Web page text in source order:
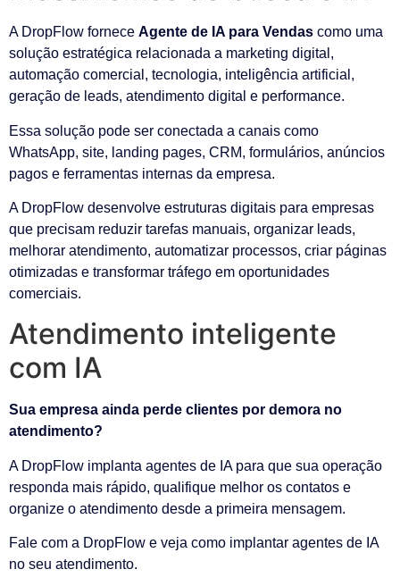
A DropFlow fornece Agente de IA para Vendas como uma
solução estratégica relacionada a marketing digital,
automação comercial, tecnologia, inteligência artificial,
geração de leads, atendimento digital e performance.
Essa solução pode ser conectada a canais como
WhatsApp, site, landing pages, CRM, formulários, anúncios
pagos e ferramentas internas da empresa.
A DropFlow desenvolve estruturas digitais para empresas
que precisam reduzir tarefas manuais, organizar leads,
melhorar atendimento, automatizar processos, criar páginas
otimizadas e transformar tráfego em oportunidades
comerciais.
Atendimento inteligente
com IA
Sua empresa ainda perde clientes por demora no
atendimento?
A DropFlow implanta agentes de IA para que sua operação
responda mais rápido, qualifique melhor os contatos e
organize o atendimento desde a primeira mensagem.
Fale com a DropFlow e veja como implantar agentes de IA
no seu atendimento.